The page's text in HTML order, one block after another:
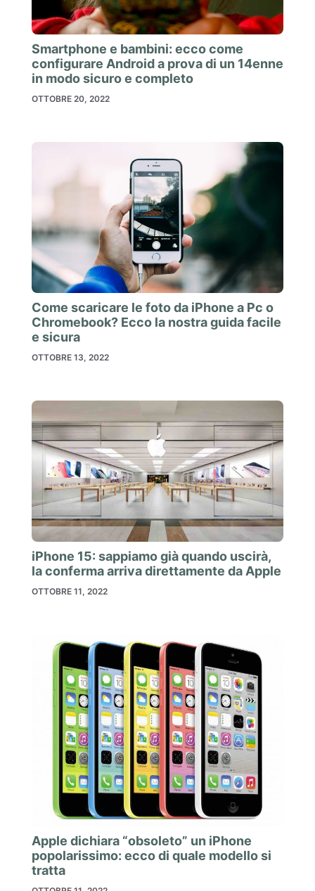
Smartphone e bambini: ecco come
configurare Android a prova di un 14enne
in modo sicuro e completo
OTTOBRE 20, 2022
Come scaricare le foto da iPhone a Pc o
Chromebook? Ecco la nostra guida facile
e sicura
OTTOBRE 13, 2022
iPhone 15: sappiamo già quando uscirà,
la conferma arriva direttamente da Apple
OTTOBRE 11, 2022
Apple dichiara “obsoleto” un iPhone
popolarissimo: ecco di quale modello si
tratta